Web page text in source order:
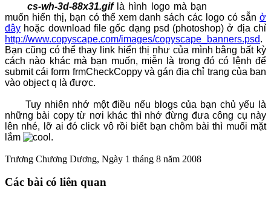
cs-wh-3d-88x31.giflà hình logo mà bạn
muốn hiển thị, bạn có thể xem danh sách các logo có sẵn ở
đây hoặc download file gốc dạng psd (photoshop) ở địa chỉ
http://www.copyscape.com/images/copyscape_banners.psd.
Bạn cũng có thể thay link hiển thị như của mình bằng bất kỳ
cách nào khác mà bạn muốn, miễn là trong đó có lệnh để
submit cái form frmCheckCoppy và gán địa chỉ trang của bạn
vào object q là được.
Tuy nhiên nhớ một điều nếu blogs của bạn chủ yếu là
những bài copy từ nơi khác thì nhớ đừng đưa công cụ này
lên nhé, lỡ ai đó click vô rồi biết bạn chôm bài thì muối mặt
lắm
.
Trương Chương Dương, Ngày 1 tháng 8 năm 2008
Các bài có liên quan